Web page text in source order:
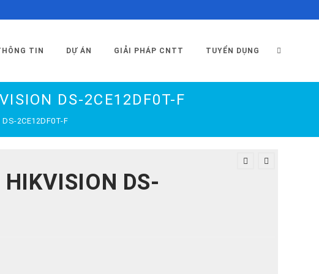
TIN DỰ ÁN GIẢI PHÁP CNTT TUYỂN DỤNG TOGGLE
DS-2CE12DF0T-F
2CE12DF0T-F
DS-